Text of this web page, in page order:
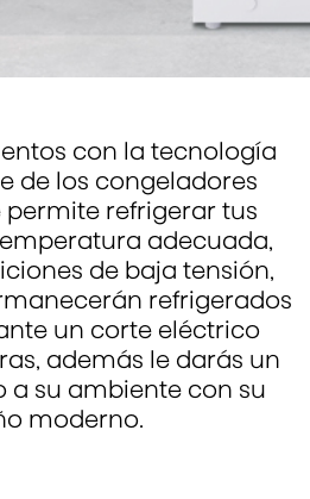
con la tecnología
de los congeladores
permite refrigerar tus
adecuada,
de baja tensión,
refrigerados
un corte eléctrico
además le darás un
a su ambiente con su
moderno.